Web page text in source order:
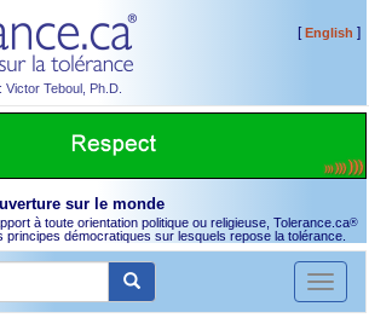
Teboul, Ph.D.
[English ]
sur le monde
à toute orientation politique ou religieuse, Tolerance.ca®
démocratiques sur lesquels repose la tolérance.
Toggle